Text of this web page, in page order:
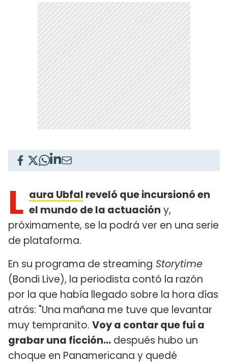
L aura Ubfal reveló que incursionó en
el mundo de la actuación y,
próximamente, se la podrá ver en una serie
de plataforma.
En su programa de streaming Storytime
(Bondi Live), la periodista contó la razón
por la que había llegado sobre la hora días
atrás: "Una mañana me tuve que levantar
muy tempranito. Voy a contar que fui a
grabar una ficción... después hubo un
choque en Panamericana y quedé